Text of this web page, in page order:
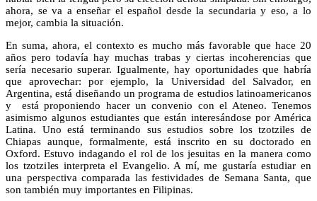
ahora, se va a enseñar el español desde la secundaria y eso, a lo
mejor, cambia la situación.
En suma, ahora, el contexto es mucho más favorable que hace 20
años pero todavía hay muchas trabas y ciertas incoherencias que
sería necesario superar. Igualmente, hay oportunidades que habría
que aprovechar: por ejemplo, la Universidad del Salvador, en
Argentina, está diseñando un programa de estudios latinoamericanos
y está proponiendo hacer un convenio con el Ateneo. Tenemos
asimismo algunos estudiantes que están interesándose por América
Latina. Uno está terminando sus estudios sobre los tzotziles de
Chiapas aunque, formalmente, está inscrito en su doctorado en
Oxford. Estuvo indagando el rol de los jesuitas en la manera como
los tzotziles interpreta el Evangelio. A mí, me gustaría estudiar en
una perspectiva comparada las festividades de Semana Santa, que
son también muy importantes en Filipinas.